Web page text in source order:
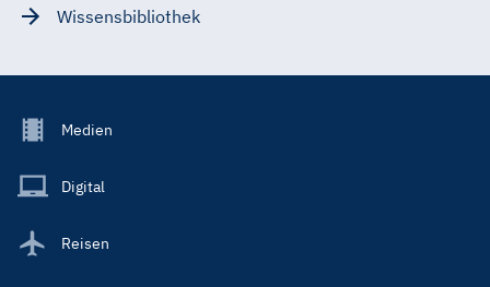
Wissensbibliothek
Footer
Main
Medien
Digital
Reisen